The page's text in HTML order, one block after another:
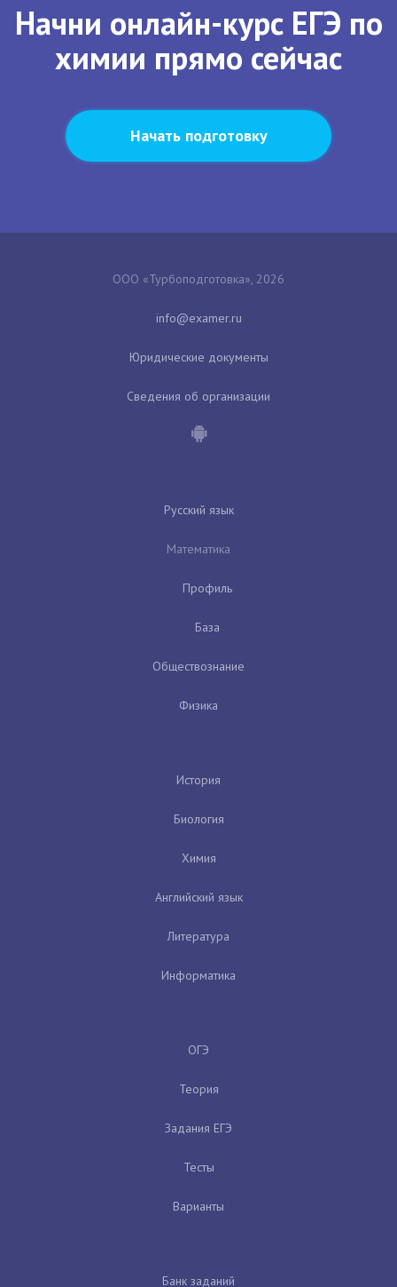
Начни онлайн-курс ЕГЭ по
химии прямо сейчас
Начать подготовку
ООО «Турбоподготовка», 2026
Юридические документы
Сведения об организации
Русский язык
Математика
Профиль
База
Обществознание
Физика
История
Биология
Химия
Английский язык
Литература
Информатика
ОГЭ
Теория
Задания ЕГЭ
Тесты
Варианты
Банк заданий